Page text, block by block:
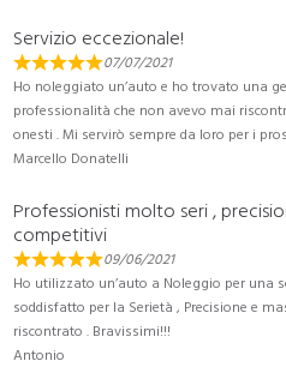
Servizio eccezionale!
07/07/2021
Ho noleggiato un’auto e ho trovato una
professionalità che non avevo mai
onesti . Mi servirò sempre da loro per i
Marcello Donatelli
Professionisti molto seri ,
competitivi
09/06/2021
Ho utilizzato un’auto a Noleggio per una
soddisfatto per la Serietà , Precisione e
riscontrato . Bravissimi!!!
Antonio